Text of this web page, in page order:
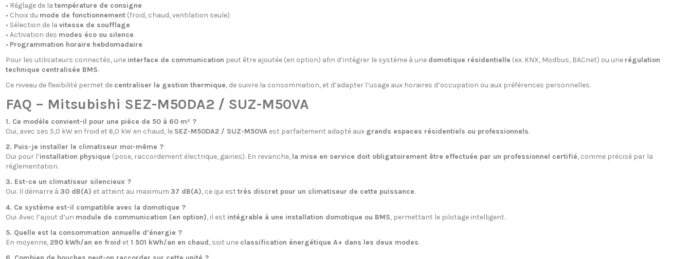
• Réglage de la température de consigne
• Choix du mode de fonctionnement(froid, chaud, ventilation seule)
• Sélection de la vitesse de soufflage
• Activation des modes éco ou silence
• Programmation horaire hebdomadaire
Pour les utilisateurs connectés, une interface de communication peut être ajoutée (en option) afin d’intégrer le système à une domotique résidentielle (ex. KNX, Modbus, BACnet) ou une régulation
technique centralisée BMS.
Ce niveau de flexibilité permet de centraliser la gestion thermique, de suivre la consommation, et d’adapter l’usage aux horaires d’occupation ou aux préférences personnelles.
FAQ – Mitsubishi SEZ-M50DA2 / SUZ-M50VA
1. Ce modèle convient-il pour une pièce de 50 à 60 m² ?
Oui, avec ses 5,0 kW en froid et 6,0 kW en chaud, le SEZ-M50DA2 / SUZ-M50VAest parfaitement adapté aux grands espaces résidentiels ou professionnels.
2. Puis-je installer le climatiseur moi-même ?
Oui pour l’installation physique (pose, raccordement électrique, gaines). En revanche, la mise en service doit obligatoirement être effectuée par un professionnel certifié, comme précisé par la
réglementation.
3. Est-ce un climatiseur silencieux ?
Oui. Il démarre à 30 dB(A) et atteint au maximum 37 dB(A), ce qui est très discret pour un climatiseur de cette puissance.
4. Ce système est-il compatible avec la domotique ?
Oui. Avec l’ajout d’un module de communication (en option), il est intégrable à une installation domotique ou BMS, permettant le pilotage intelligent.
5. Quelle est la consommation annuelle d’énergie ?
En moyenne, 290 kWh/an en froid et 1 501 kWh/an en chaud, soit une classification énergétique A+ dans les deux modes.